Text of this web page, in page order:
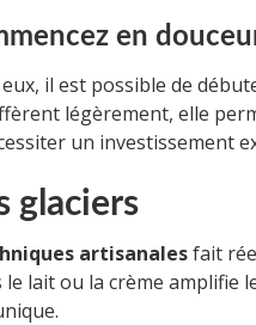
en
il est possible de
légèrement, elle
un investissement
glaciers
artisanalesfait
lait ou la crème amplifie